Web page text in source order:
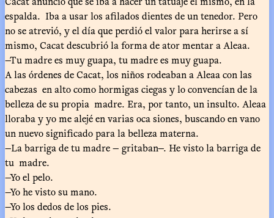
espalda. Iba a usar los afilados dientes de un tenedor. Pero
no se atrevió, y el día que perdió el valor para herirse a sí
mismo, Cacat descubrió la forma de ator mentar a Aleaa.
—Tu madre es muy guapa, tu madre es muy guapa.
A las órdenes de Cacat, los niños rodeaban a Aleaa con las
cabezas en alto como hormigas ciegas y lo convencían de la
belleza de su propia madre. Era, por tanto, un insulto. Aleaa
lloraba y yo me alejé en varias oca siones, buscando en vano
un nuevo significado para la belleza materna.
—La barriga de tu madre — gritaban—. He visto la barriga de
tu madre.
—Yo el pelo.
—Yo he visto su mano.
—Yo los dedos de los pies.